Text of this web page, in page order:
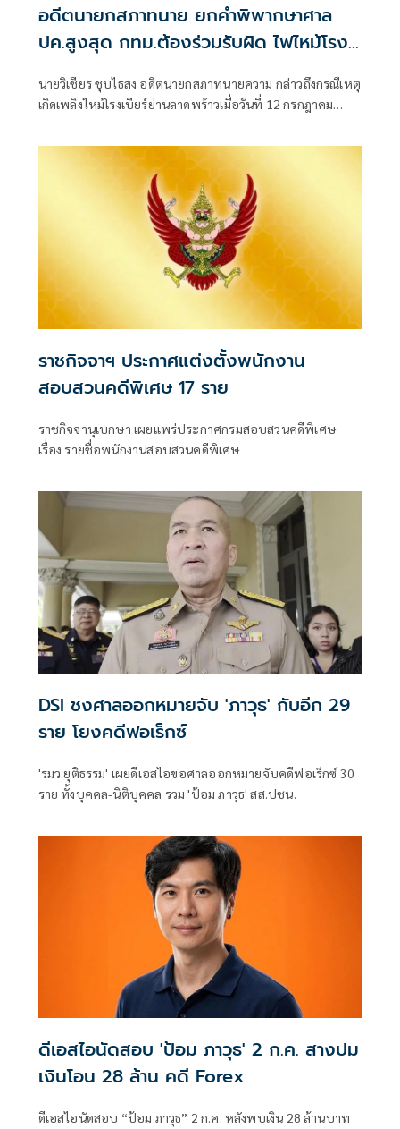
อดีตนายกสภาทนาย ยกคำพิพากษาศาล
ปค.สูงสุด กทม.ต้องร่วมรับผิด ไฟไหม้โรง
นายวิเชียร ชุบไธสง อดีตนายกสภาทนายความ กล่าวถึงกรณีเหตุ
เกิดเพลิงไหม้โรงเบียร์ย่านลาดพร้าวเมื่อวันที่ 12 กรกฎาคม
เกิดเพลิงไหม้ครั้งนี้ไม่ใช่โศกนาฏกรรมที่สลดสยองครั้งแรกของ
ประเทศไทย แต่เคยเกิดมีขึ้นมาแล้วจากกรณีเพลิงไหม้พับดัง
ย่านสุขุมวิท และหากหน่วยงานที่เกี่ยวข้องยังขาดมาตรการ
ราชกิจจาฯ ประกาศแต่งตั้งพนักงาน
สอบสวนคดีพิเศษ 17 ราย
ราชกิจจานุเบกษา เผยแพร่ประกาศกรมสอบสวนคดีพิเศษ
เรื่อง รายชื่อพนักงานสอบสวนคดีพิเศษ
DSI ชงศาลออกหมายจับ 'ภาวุธ' กับอีก 29
ราย โยงคดีฟอเร็กซ์
'รมว.ยุติธรรม' เผยดีเอสไอขอศาลออกหมายจับคดีฟอเร็กซ์ 30
ราย ทั้งบุคคล-นิติบุคคล รวม 'ป้อม ภาวุธ' สส.ปชน.
ดีเอสไอนัดสอบ 'ป้อม ภาวุธ' 2 ก.ค. สางปม
เงินโอน 28 ล้าน คดี Forex
ดีเอสไอนัดสอบ “ป้อม ภาวุธ” 2 ก.ค. หลังพบเงิน 28 ล้านบาท